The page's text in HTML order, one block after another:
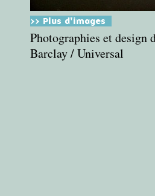
>> Plus d'images
Photographies et design
Barclay / Universal